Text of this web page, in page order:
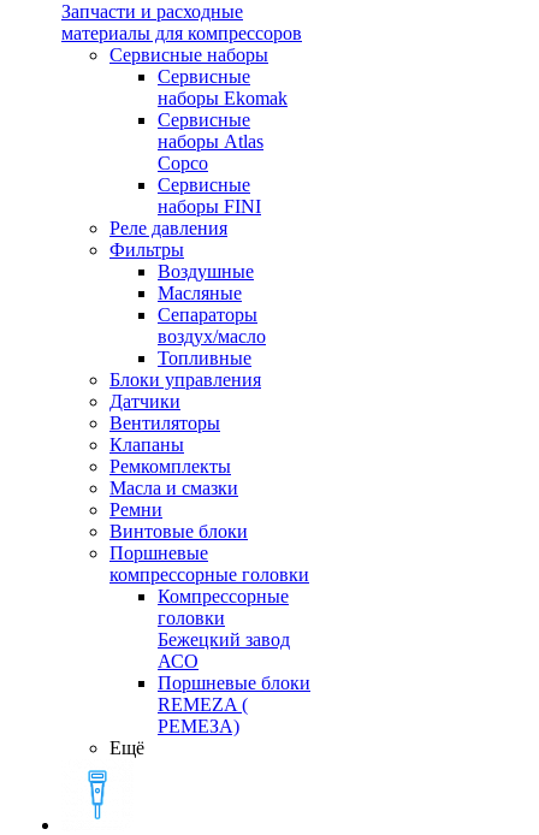
Запчасти и расходные
материалы для компрессоров
Cервисные наборы
Сервисные
наборы Ekomak
Cервисные
наборы Atlas
Copco
Сервисные
наборы FINI
Реле давления
Фильтры
Воздушные
Масляные
Сепараторы
воздух/масло
Топливные
Блоки управления
Датчики
Вентиляторы
Клапаны
Ремкомплекты
Масла и смазки
Ремни
Винтовые блоки
Поршневые
компрессорные головки
Компрессорные
головки
Бежецкий завод
АСО
Поршневые блоки
REMEZA (
РЕМЕЗА)
Ещё